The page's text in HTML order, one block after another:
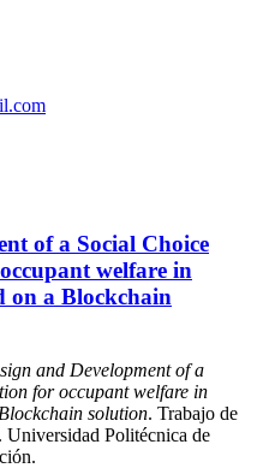
of a Social Choice
welfare in
on a Blockchain
and Development of a
for occupant welfare in
solution. Trabajo de
Universidad Politécnica de